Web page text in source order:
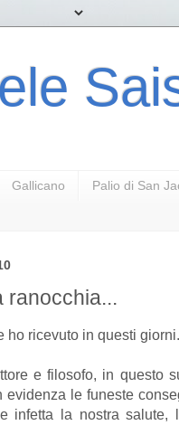
Gallicano Palio di San
ranocchia...
ho ricevuto in questi giorni.
e filosofo, in questo
evidenza le funeste
infetta la nostra salute,